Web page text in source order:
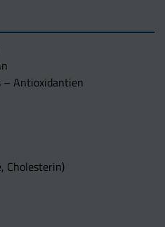
Antioxidantien
Cholesterin)